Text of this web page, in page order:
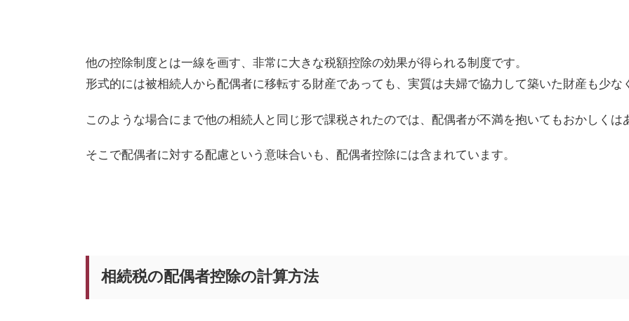
他の控除制度とは一線を画す、非常に大きな税額控除の効果が得られる制度です。
形式的には被相続人から配偶者に移転する財産であっても、実質は夫婦で協力して築いた財産も少な
このような場合にまで他の相続人と同じ形で課税されたのでは、配偶者が不満を抱いてもおかしくは
そこで配偶者に対する配慮という意味合いも、配偶者控除には含まれています。
相続税の配偶者控除の計算方法